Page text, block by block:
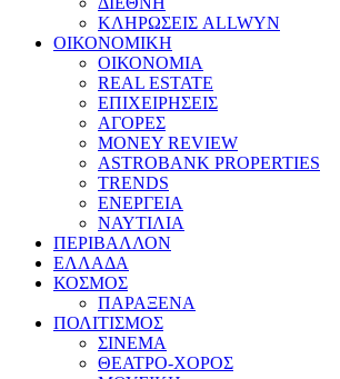
ΚΛΗΡΩΣΕΙΣ ALLWYN
ΟΙΚΟΝΟΜΙΚΗ
ΟΙΚΟΝΟΜΙΑ
REAL ESTATE
ΕΠΙΧΕΙΡΗΣΕΙΣ
ΑΓΟΡΕΣ
MONEY REVIEW
ASTROBANK PROPERTIES
TRENDS
ΕΝΕΡΓΕΙΑ
ΝΑΥΤΙΛΙΑ
ΠΕΡΙΒΑΛΛΟΝ
ΕΛΛΑΔΑ
ΚΟΣΜΟΣ
ΠΑΡΑΞΕΝΑ
ΠΟΛΙΤΙΣΜΟΣ
ΣΙΝΕΜΑ
ΘΕΑΤΡΟ-ΧΟΡΟΣ